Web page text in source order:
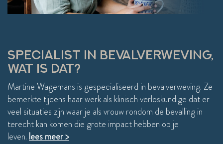
thuis!
SPECIALIST IN BEVALVERWEVING,
WAT IS DAT?
Martine Wagemans is gespecialiseerd in bevalverweving. Ze
bemerkte tijdens haar werk als klinisch verloskundige dat er
veel situaties zijn waar je als vrouw rondom de bevalling in
terecht kan komen die grote impact hebben op je
leven.lees meer >